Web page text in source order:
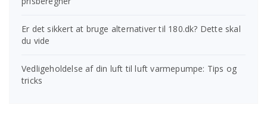
Er det sikkert at bruge alternativer til 180.dk? Dette skal
du vide
Vedligeholdelse af din luft til luft varmepumpe: Tips og
tricks